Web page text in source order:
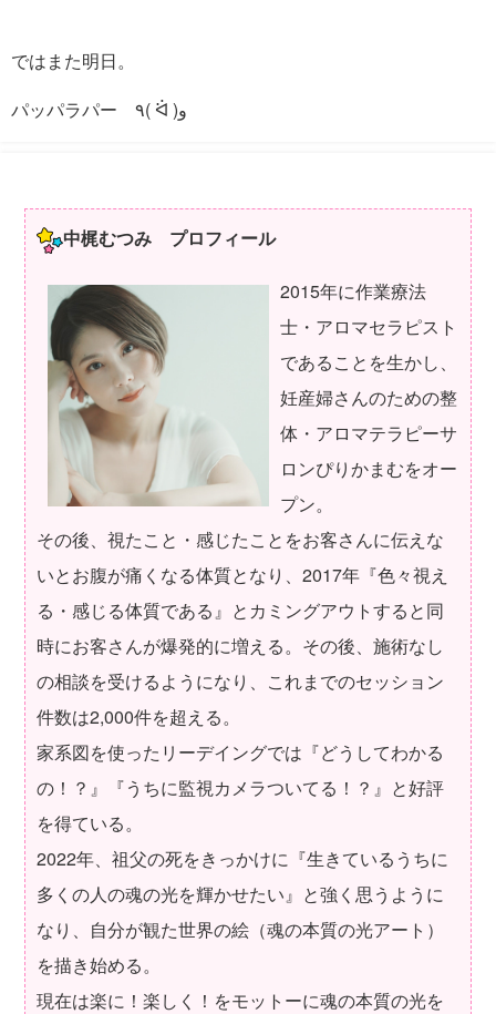
ではまた明日。
パッパラパー ٩( ᐛ )و
中梶むつみ プロフィール
2015年に作業療法
士・アロマセラピスト
であることを生かし、
妊産婦さんのための整
体・アロマテラピーサ
ロンぴりかまむをオー
プン。
その後、視たこと・感じたことをお客さんに伝えな
いとお腹が痛くなる体質となり、2017年『色々視え
る・感じる体質である』とカミングアウトすると同
時にお客さんが爆発的に増える。その後、施術なし
の相談を受けるようになり、これまでのセッション
件数は2,000件を超える。
家系図を使ったリーデイングでは『どうしてわかる
の！？』『うちに監視カメラついてる！？』と好評
を得ている。
2022年、祖父の死をきっかけに『生きているうちに
多くの人の魂の光を輝かせたい』と強く思うように
なり、自分が観た世界の絵（魂の本質の光アート）
を描き始める。
現在は楽に！楽しく！をモットーに魂の本質の光を